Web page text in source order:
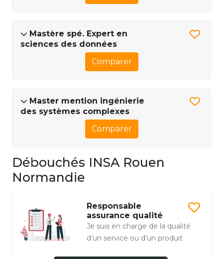
Mastère spé. Expert en
sciences des données
Comparer
Master mention ingénierie
des systèmes complexes
Comparer
Débouchés INSA Rouen
Normandie
Responsable
assurance qualité
Je suis en charge de la qualité
d'un service ou d'un produit